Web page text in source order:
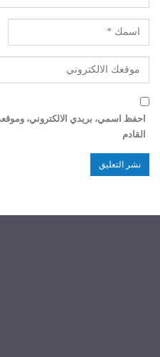
احفظ اسمي، بريدي الالكتروني،
القادم